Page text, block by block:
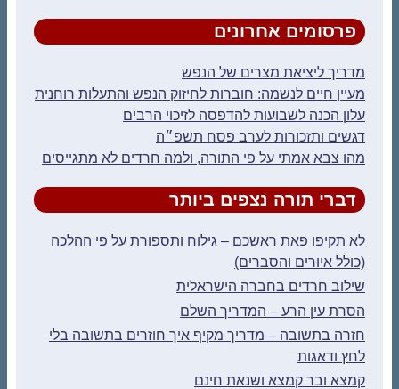
פרסומים אחרונים
מדריך ליציאת מצרים של הנפש
מעיין חיים לנשמה: חוברות לחיזוק הנפש והתעלות רוחנית
עלון הכנה לשבועות להדפסה לזיכוי הרבים
דגשים ותזכורות לערב פסח תשפ״ה
מהו צבא אמתי על פי התורה, ולמה חרדים לא מתגייסים
דברי תורה נצפים ביותר
לא תקיפו פאת ראשכם – גילוח ותספורת על פי ההלכה
(כולל איורים והסברים)
שילוב חרדים בחברה הישראלית
הסרת עין הרע – המדריך השלם
חזרה בתשובה – מדריך מקיף איך חוזרים בתשובה בלי
לחץ ודאגות
קמצא ובר קמצא ושנאת חינם